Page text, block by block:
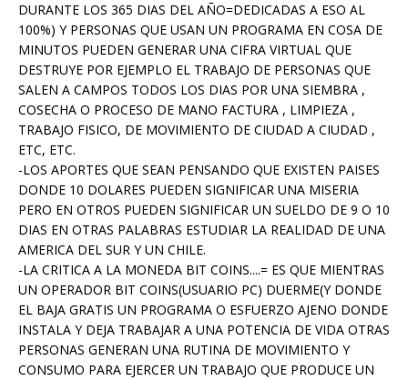
DURANTE LOS 365 DIAS DEL AÑO=DEDICADAS A ESO AL
100%) Y PERSONAS QUE USAN UN PROGRAMA EN COSA DE
MINUTOS PUEDEN GENERAR UNA CIFRA VIRTUAL QUE
DESTRUYE POR EJEMPLO EL TRABAJO DE PERSONAS QUE
SALEN A CAMPOS TODOS LOS DIAS POR UNA SIEMBRA ,
COSECHA O PROCESO DE MANO FACTURA , LIMPIEZA ,
TRABAJO FISICO, DE MOVIMIENTO DE CIUDAD A CIUDAD ,
ETC, ETC.
-LOS APORTES QUE SEAN PENSANDO QUE EXISTEN PAISES
DONDE 10 DOLARES PUEDEN SIGNIFICAR UNA MISERIA
PERO EN OTROS PUEDEN SIGNIFICAR UN SUELDO DE 9 O 10
DIAS EN OTRAS PALABRAS ESTUDIAR LA REALIDAD DE UNA
AMERICA DEL SUR Y UN CHILE.
-LA CRITICA A LA MONEDA BIT COINS....= ES QUE MIENTRAS
UN OPERADOR BIT COINS(USUARIO PC) DUERME(Y DONDE
EL BAJA GRATIS UN PROGRAMA O ESFUERZO AJENO DONDE
INSTALA Y DEJA TRABAJAR A UNA POTENCIA DE VIDA OTRAS
PERSONAS GENERAN UNA RUTINA DE MOVIMIENTO Y
CONSUMO PARA EJERCER UN TRABAJO QUE PRODUCE UN